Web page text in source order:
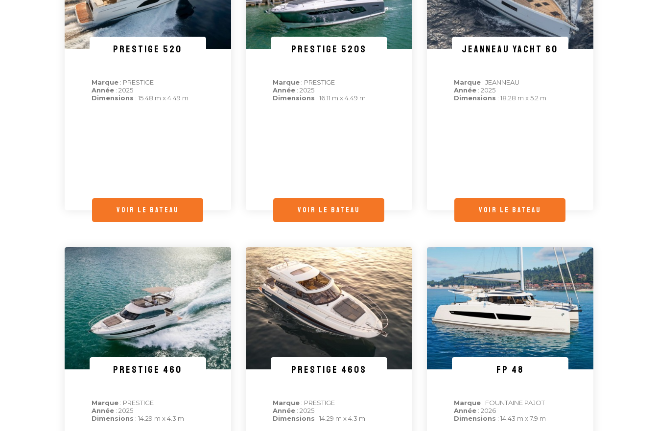
PRESTIGE 520
Marque : PRESTIGE
Année : 2025
Dimensions : 15.48 m x 4.49 m
voir le bateau
PRESTIGE 520s
Marque: PRESTIGE
Année: 2025
Dimensions : 16.11 m x 4.49 m
voir le bateau
JEANNEAU YACHT 60
Marque: JEANNEAU
Année: 2025
Dimensions : 18.28 m x 5.2 m
voir le bateau
PRESTIGE 460
Marque : PRESTIGE
Année : 2025
Dimensions : 14.29 m x 4.3 m
PRESTIGE 460S
Marque: PRESTIGE
Année: 2025
Dimensions : 14.29 m x 4.3 m
FP 48
Marque: FOUNTAINE PAJOT
Année: 2026
Dimensions : 14.43 m x 7.9 m